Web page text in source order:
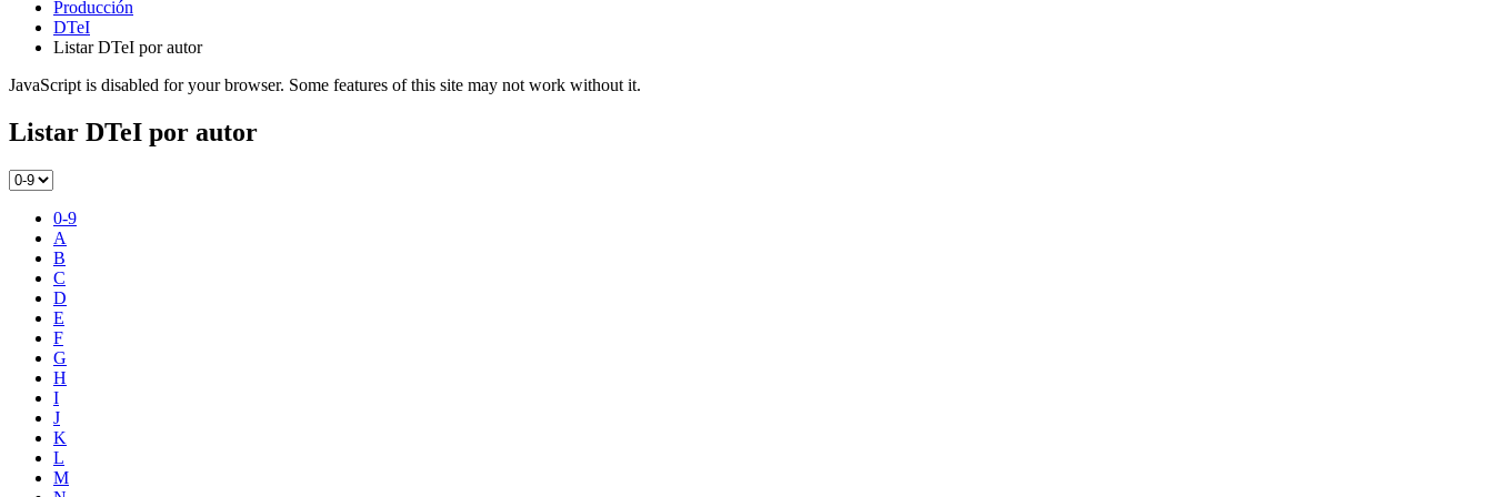
Producción
DTeI
Listar DTeI por autor
JavaScript is disabled for your browser. Some features of this site may not work without it.
Listar DTeI por autor
0-9
A
B
C
D
E
F
G
H
I
J
K
L
M